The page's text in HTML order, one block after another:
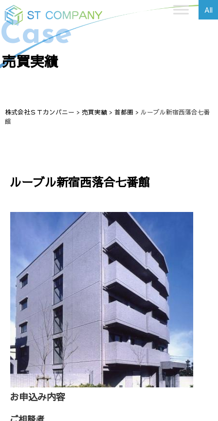
All
Case
売買実績
株式会社ＳＴカンパニー > 売買実績 > 首都圏 > ルーブル新宿西落合七番
館
ルーブル新宿西落合七番館
お申込み内容